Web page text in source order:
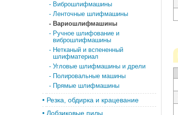
- Виброшлифмашины
- Ленточные шлифмашины
- Вариошлифмашины
- Ручное шлифование и
виброшлифмашины
- Нетканый и вспененный
шлифматериал
- Угловые шлифмашины и дрели
- Полировальные машины
- Прямые шлифмашины
• Резка, обдирка и крацевание
• Лобзиковые пилы